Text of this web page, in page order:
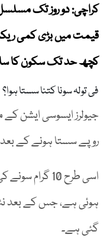
کراچی: دو روز تک
قیمت میں بڑی کمی
کچھ حد تک سکون کا
فی تولہ سونا کتنا سستا ہوا؟
روپے سستا ہونے کے بعد 4 لاکھ 94 ہزار 62 روپے پر آ گیا ہے۔
گئی ہے۔